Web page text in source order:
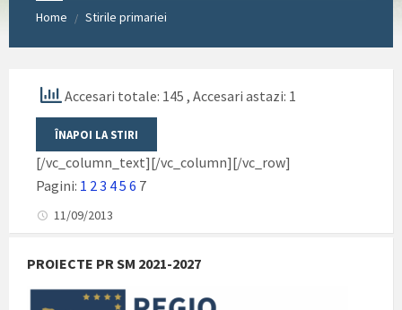
Home / Stirile primariei
Accesari totale: 145 , Accesari astazi: 1
[/vc_column_text][/vc_column][/vc_row]
Pagini: 1 2 3 45 6 7
11/09/2013
PROIECTE PR SM 2021-2027